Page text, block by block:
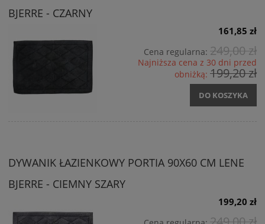
BJERRE - CZARNY
161,85 zł
Cena regularna: 249,00 zł
Najniższa cena z 30 dni przed
obniżką: 199,20 zł
DO KOSZYKA
DYWANIK ŁAZIENKOWY PORTIA 90X60 CM LENE
BJERRE - CIEMNY SZARY
199,20 zł